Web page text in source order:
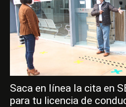
Saca en línea la cita en
para tu licencia de